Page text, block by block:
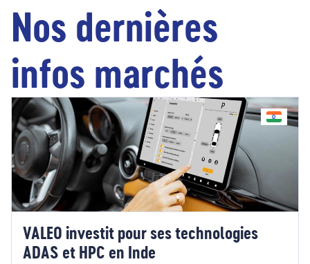
Nos dernières
infos marchés
VALEO investit pour ses technologies
ADAS et HPC en Inde